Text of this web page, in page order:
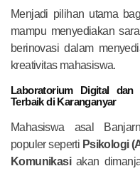
Menjadi pilihan utama
mampu menyediakan
berinovasi dalam
kreativitas mahasiswa.
Laboratorium Digital
Terbaik di Karanganyar
Mahasiswa asal
populer seperti Psikologi
Komunikasiakan